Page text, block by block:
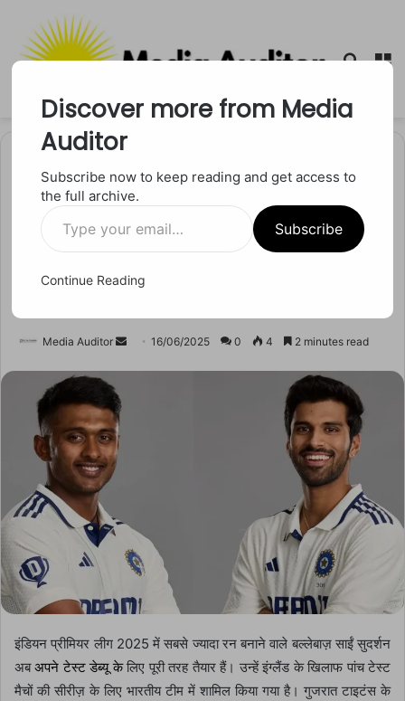
Search
खेल
Sai Sudarshan की टेस्ट डेब्यू की
Media Auditor
Send16/06/2025 0 4 2 minutes read
इंडियन प्रीमियर लीग 2025 में सबसे ज्यादा रन बनाने वाले बल्लेबाज़ साईं सुदर्शन
अबअपने टेस्ट डेब्यू केलिए पूरी तरह तैयार हैं। उन्हें इंग्लैंड के खिलाफ पांच टेस्ट
मैचों की सीरीज़ के लिए भारतीय टीम में शामिल किया गया है। गुजरात टाइटंस के
Discover more from Media
Auditor
Subscribe now to keep reading and get access to
the full archive.
Type
your
email…
Subscribe
Continue Reading